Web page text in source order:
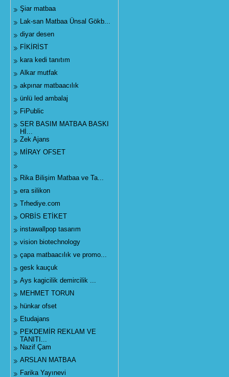
Şiar matbaa
Lak-san Matbaa Ünsal Gökb...
diyar desen
FİKİRİST
kara kedi tanıtım
Alkar mutfak
akpınar matbaacılık
ünlü led ambalaj
FiPublic
SER BASIM MATBAA BASKI
Hİ...
Zek Ajans
MİRAY OFSET
Rika Bilişim Matbaa ve Ta...
era silikon
Trhediye.com
ORBİS ETİKET
instawallpop tasarım
vision biotechnology
çapa matbaacılık ve promo...
gesk kauçuk
Ays kagicilik demircilik ...
MEHMET TORUN
hünkar ofset
Etudajans
PEKDEMİR REKLAM VE
TANITI...
Nazif Çam
ARSLAN MATBAA
Farika Yayınevi